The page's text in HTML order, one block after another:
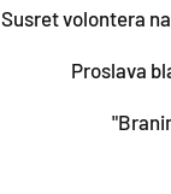
Susret volontera
Proslava